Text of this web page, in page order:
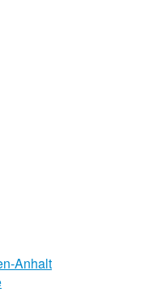
Anhalt